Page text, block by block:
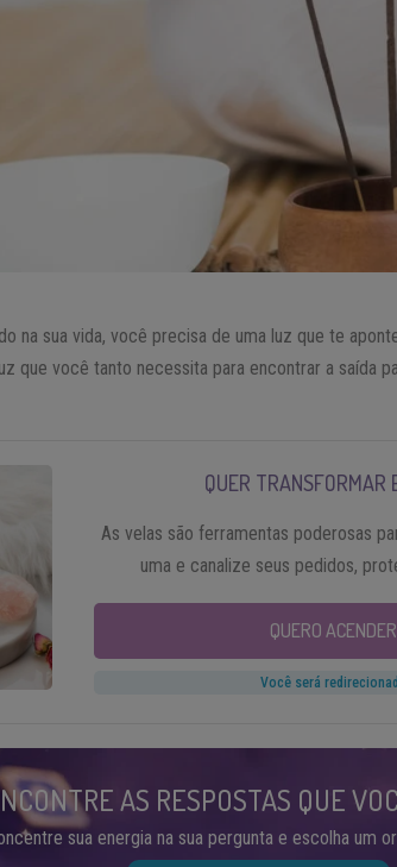
na sua vida, você precisa de uma luz que te
que você tanto necessita para encontrar a saída
QUER TRANSFORMAR
As velas são ferramentas poderosas
uma e canalize seus pedidos,
QUERO
Você será
AS RESPOSTAS QUE
sua energia na sua pergunta e escolha um